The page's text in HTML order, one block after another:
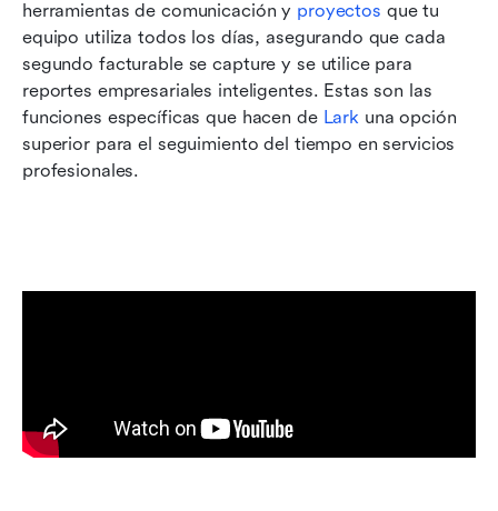
herramientas de comunicación y proyectos que tu
equipo utiliza todos los días, asegurando que cada
segundo facturable se capture y se utilice para
reportes empresariales inteligentes. Estas son las
funciones específicas que hacen de Lark una opción
superior para el seguimiento del tiempo en servicios
profesionales.